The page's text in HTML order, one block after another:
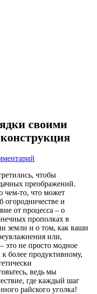
своими
чтобы
преображений.
чем-то, что может
огородничестве и
от процесса – о
прополках в
земли и о том, как ваши
или,
это не просто модное
более продуктивному,
ведь мы
где каждый шаг
райского уголка!